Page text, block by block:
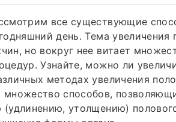
все существующие
день. Тема
но вокруг нее витает
Узнайте, можно ли
методах увеличения
множество способов,
(удлинению, утолщению)